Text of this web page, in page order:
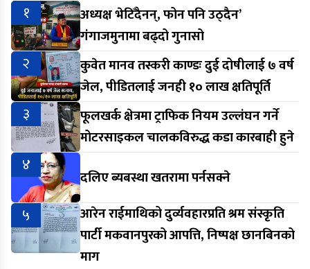
१
अध्यक्ष भेटिँदैनन्, फोन पनि उठ्दैन’
गंगाजमुनामा बढ्दो गुनासो
२
कुवेत मानव तस्करी काण्डः दुई दोषीलाई ७ वर्ष
जेल, पीडितलाई जनही १० लाख क्षतिपूर्ति
३
फूलखर्क क्षेत्रमा ट्राफिक नियम उल्लंघन गर्ने
मोटरसाइकल चालकविरुद्ध कडा कारबाही हुने
४
दलिए ब्यबस्था खतरामा पर्नसक्ने
५
आरेन राईमाथिको दुर्व्यवहारप्रति श्रम संस्कृति
पार्टी मकवानपुरको आपत्ति, निष्पक्ष छानबिनको
माग